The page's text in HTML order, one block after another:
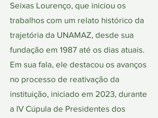
Seixas Lourenço, que iniciou os
trabalhos com um relato histórico da
trajetória da UNAMAZ, desde sua
fundação em 1987 até os dias atuais.
Em sua fala, ele destacou os avanços
no processo de reativação da
instituição, iniciado em 2023, durante
a IV Cúpula de Presidentes dos